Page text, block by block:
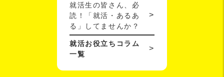
就活生の皆さん、必
読！「就活・あるあ
る」してませんか？
就活お役立ちコラム
一覧